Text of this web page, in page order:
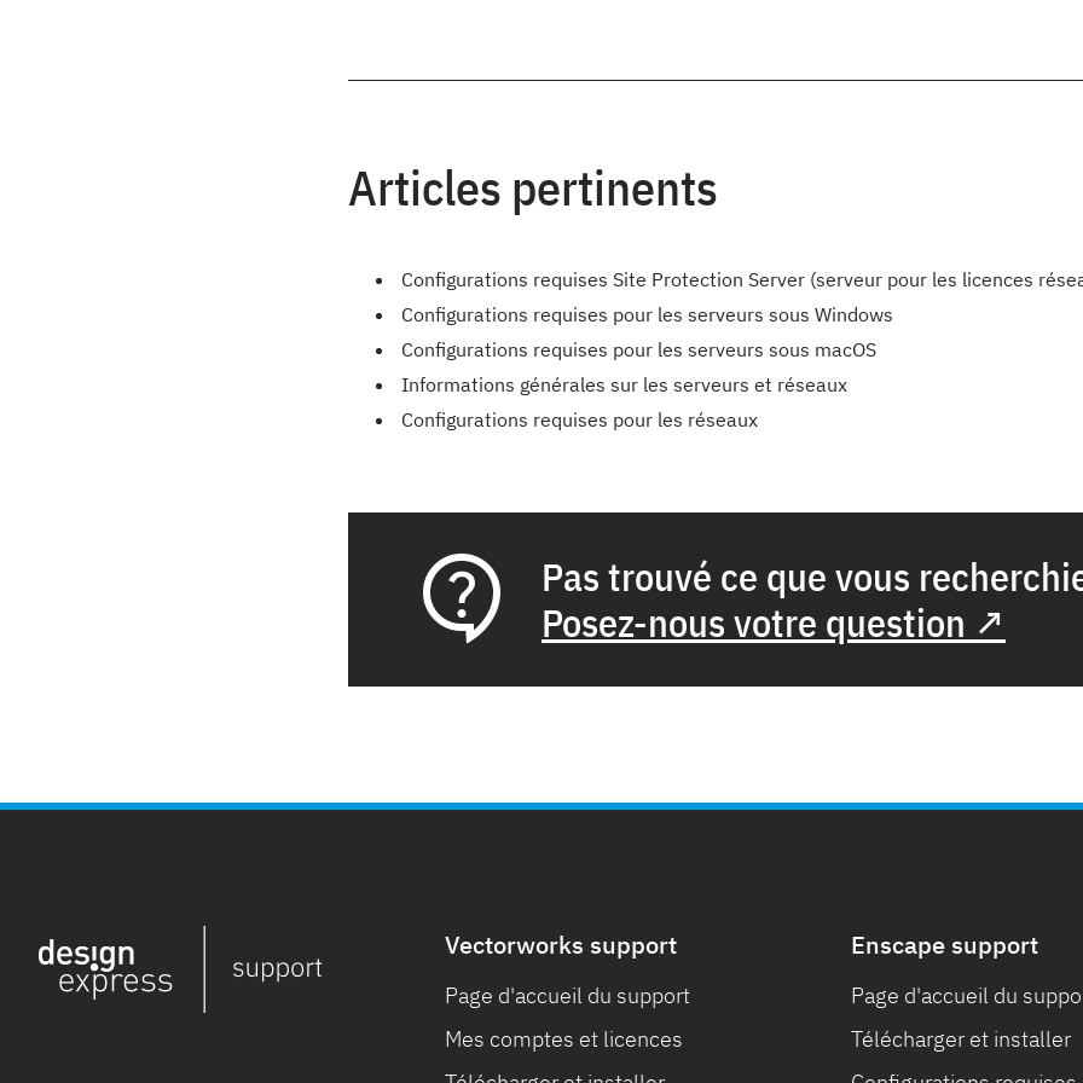
Articles pertinents
Configurations requises Site Protection Server (serveur pour les licences
Configurations requises pour les serveurs sous Windows
Configurations requises pour les serveurs sous macOS
Informations générales sur les serveurs et réseaux
Configurations requises pour les réseaux
Pas trouvé ce que vous
Posez-nous votre question ↗
Vectorworks support
Page d'accueil du support
Mes comptes et licences
Enscape support
Page d'accueil du
Télécharger et installer